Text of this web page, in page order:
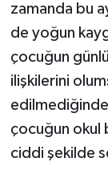
zamanda bu
de yoğun
çocuğun
ilişkilerini
çocuğun okul
ciddi şekilde